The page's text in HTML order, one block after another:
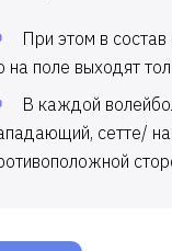
При этом в
на поле выходят
В каждой
сетте/